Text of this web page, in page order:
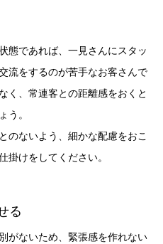
態であれば、一見さんにスタッ
流をするのが苦手なお客さんで
く、常連客との距離感をおくと
う。
のないよう、細かな配慮をおこ
掛けをしてください。
る
がないため、緊張感を作れない